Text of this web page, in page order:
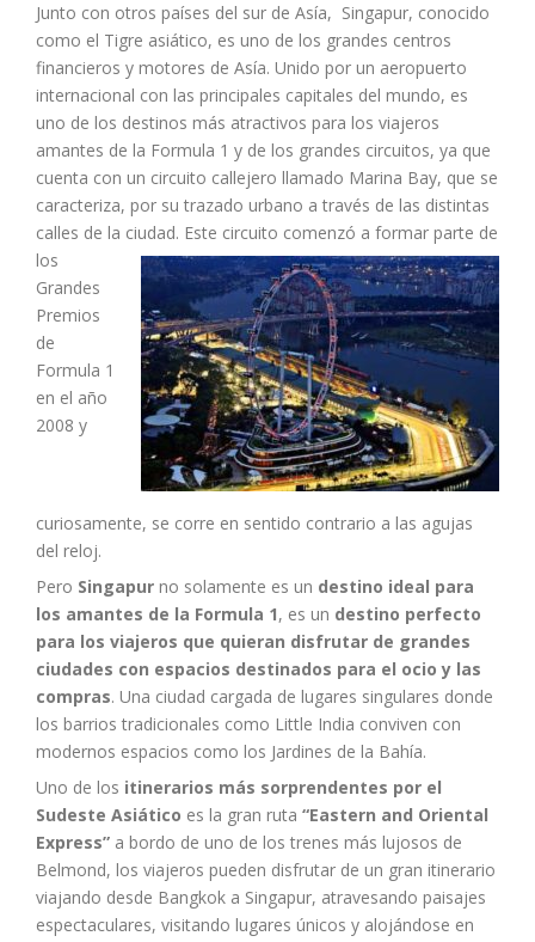
Junto con otros países del sur de Asía, Singapur, conocido
como el Tigre asiático, es uno de los grandes centros
financieros y motores de Asía. Unido por un aeropuerto
internacional con las principales capitales del mundo, es
uno de los destinos más atractivos para los viajeros
amantes de la Formula 1 y de los grandes circuitos, ya que
cuenta con un circuito callejero llamado Marina Bay, que se
caracteriza, por su trazado urbano a través de las distintas
calles de la ciudad. Este circuito comenzó a formar parte de
los
Grandes
Premios
de
Formula 1
en el año
2008 y
curiosamente, se corre en sentido contrario a las agujas
del reloj.
Pero Singapurno solamente es un destino ideal para
los amantes de la Formula 1, es un destino perfecto
para los viajeros que quieran disfrutar de grandes
ciudades con espacios destinados para el ocio y las
compras. Una ciudad cargada de lugares singulares donde
los barrios tradicionales como Little India conviven con
modernos espacios como los Jardines de la Bahía.
Uno de los itinerarios más sorprendentes por el
Sudeste Asiático es la gran ruta“Eastern and Oriental
Express” a bordo de uno de los trenes más lujosos de
Belmond, los viajeros pueden disfrutar de un gran itinerario
viajando desde Bangkok a Singapur, atravesando paisajes
espectaculares, visitando lugares únicos y alojándose en